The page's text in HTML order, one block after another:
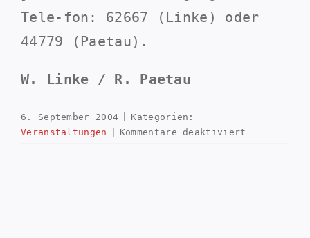
Tele-fon: 62667 (Linke) oder
44779 (Paetau).
W. Linke / R. Paetau
6. September 2004
Kategorien:
Veranstaltungen
Kommentare deaktiviert